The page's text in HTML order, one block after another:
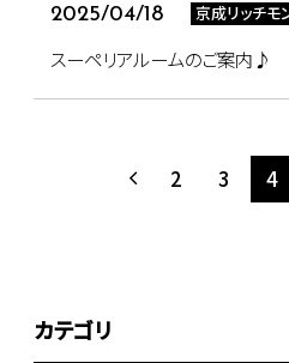
2025/04/18 京成リッチ
スーペリアルームのご案内♪
2 3 4
カテゴリ